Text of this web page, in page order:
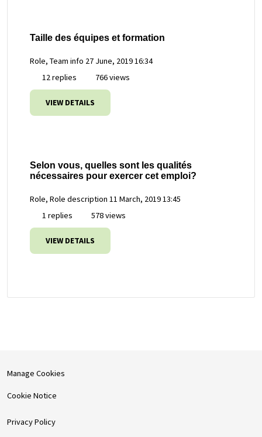
Taille des équipes et formation
Role, Team info 27 June, 2019 16:34
12 replies
766 views
VIEW DETAILS
Selon vous, quelles sont les qualités
nécessaires pour exercer cet emploi?
Role, Role description 11 March, 2019 13:45
1 replies
578 views
VIEW DETAILS
Manage Cookies
Cookie Notice
Privacy Policy